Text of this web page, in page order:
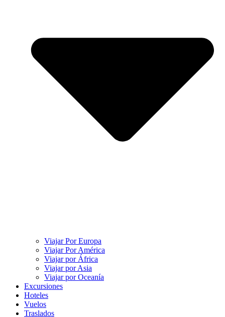
Viajar Por Europa
Viajar Por América
Viajar por África
Viajar por Asia
Viajar por Oceanía
Excursiones
Hoteles
Vuelos
Traslados